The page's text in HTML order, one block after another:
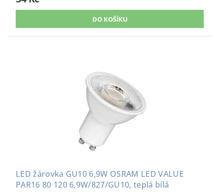
LED žárovka GU10 6,9W OSRAM LED VALUE
PAR16 80 120 6,9W/827/GU10, teplá bílá